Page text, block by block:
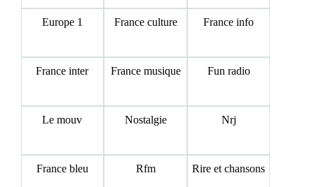
Europe 1 France culture France info
France inter France musique Fun radio
Le mouv Nostalgie Nrj
France bleu Rfm Rire et chansons